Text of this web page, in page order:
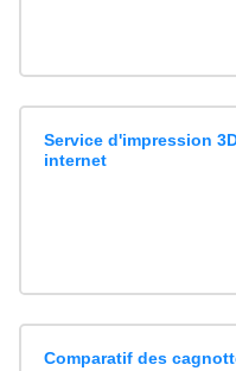
Service d'impression
internet
Comparatif des